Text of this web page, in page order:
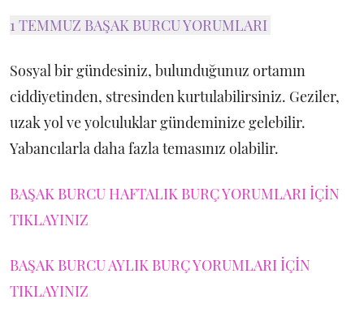
1 TEMMUZ BAŞAK BURCU YORUMLARI
Sosyal bir gündesiniz, bulunduğunuz ortamın
ciddiyetinden, stresinden kurtulabilirsiniz. Geziler,
uzak yol ve yolculuklar gündeminize gelebilir.
Yabancılarla daha fazla temasınız olabilir.
BAŞAK BURCU HAFTALIK BURÇ YORUMLARI İÇİN
TIKLAYINIZ
BAŞAK BURCU AYLIK BURÇ YORUMLARI İÇİN
TIKLAYINIZ